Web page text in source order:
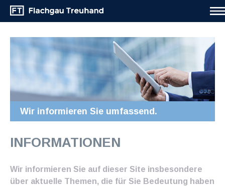
Wir informieren Sie umfassend.
INFORMATIONEN
Wir informieren Sie auf dieser Site insbesondere
über aktuelle Themen, die für Sie Bedeutung haben